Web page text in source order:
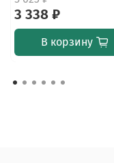
3 338 ₽
В корзину